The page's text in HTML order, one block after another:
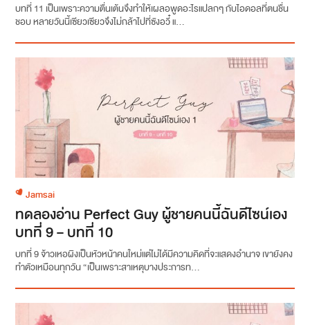
บทที่ 11 เป็นเพราะความตื่นเต้นจึงทำให้เผลอพูดอะไรแปลกๆ กับไอดอลที่ตนชื่น
ชอบ หลายวันนี้เซียวเซียวจึงไม่กล้าไปที่ซังอวี๋ แ...
Jamsai
ทดลองอ่าน Perfect Guy ผู้ชายคนนี้ฉันดีไซน์เอง
บทที่ 9 – บทที่ 10
บทที่ 9 จ้าวเหอผิงเป็นหัวหน้าคนใหม่แต่ไม่ได้มีความคิดที่จะแสดงอำนาจ เขายังคง
ทำตัวเหมือนทุกวัน “เป็นเพราะสาเหตุบางประการท...